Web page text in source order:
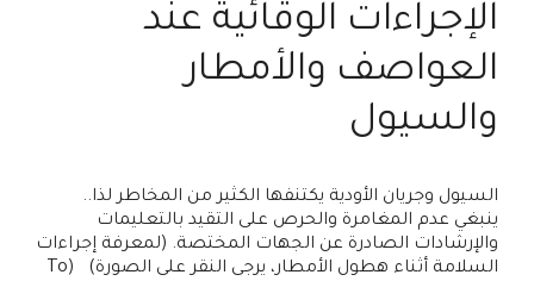
الإجراءات الوقائية عند
العواصف والأمطار
والسيول
السيول وجريان الأودية يكتنفها الكثير من المخاطر لذا..
ينبغي عدم المغامرة والحرص على التقيد بالتعليمات
والإرشادات الصادرة عن الجهات المختصة. (لمعرفة إجراءات
السلامة أثناء هطول الأمطار، يرجى النقر على الصورة) (To